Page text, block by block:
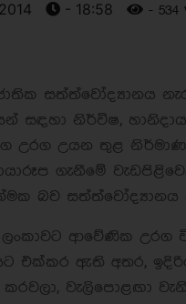
- 18:58 - 534
සත්ත්වෝද්‍යානය
සඳහා නිර්විෂ,
උරග උයන තුළ
ගැනීමේ
බව සත්ත්වෝද්‍යානය
ලංකාවට ආවේණික උරග
එක්කර ඇති අතර,
වැලිපොළඟා